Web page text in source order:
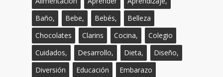
Baño,
Bebe, Bebés,
Belleza
Chocolates
Clarins Cocina,
Colegio
Cuidados,
Desarrollo, Dieta,
Diseño,
Diversión
Educación
Embarazo